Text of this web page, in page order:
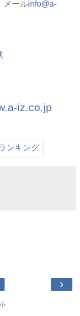
ールinfo@a-
iz.co.jp
›